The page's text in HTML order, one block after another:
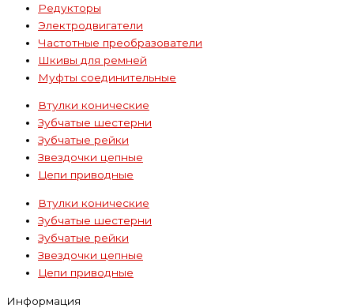
Редукторы
Электродвигатели
Частотные преобразователи
Шкивы для ремней
Муфты соединительные
Втулки конические
Зубчатые шестерни
Зубчатые рейки
Звездочки цепные
Цепи приводные
Втулки конические
Зубчатые шестерни
Зубчатые рейки
Звездочки цепные
Цепи приводные
Информация